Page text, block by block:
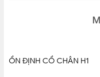
ỔN ĐỊNH CỔ CHÂN H1